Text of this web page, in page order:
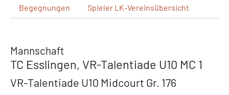
Begegnungen Spieler LK-Vereinsübersicht
Mannschaft
TC Esslingen, VR-Talentiade U10 MC 1
VR-Talentiade U10 Midcourt Gr. 176